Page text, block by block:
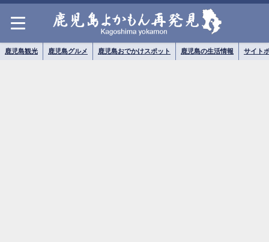
鹿児島観光 鹿児島グルメ 鹿児島おでかけスポット 鹿児島の生活情報 サイト